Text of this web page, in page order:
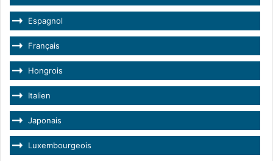
Espagnol
Français
Hongrois
Italien
Japonais
Luxembourgeois